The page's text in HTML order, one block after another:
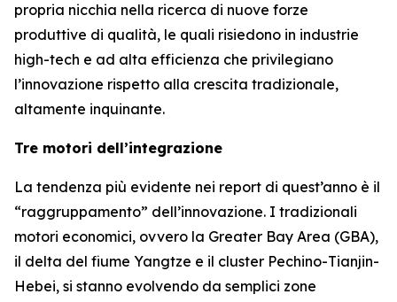
propria nicchia nella ricerca di nuove forze
produttive di qualità, le quali risiedono in industrie
high-tech e ad alta efficienza che privilegiano
l’innovazione rispetto alla crescita tradizionale,
altamente inquinante.
Tre motori dell’integrazione
La tendenza più evidente nei report di quest’anno è il
“raggruppamento” dell’innovazione. I tradizionali
motori economici, ovvero la Greater Bay Area (GBA),
il delta del fiume Yangtze e il cluster Pechino-Tianjin-
Hebei, si stanno evolvendo da semplici zone